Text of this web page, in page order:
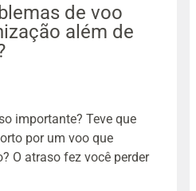
de voo
além de
importante? Teve que
por um voo que
O atraso fez você perder